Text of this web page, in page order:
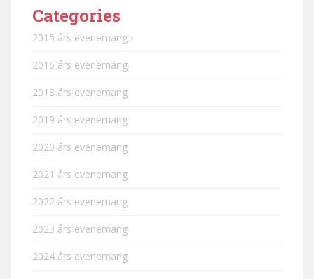
Categories
2015 års evenemang ›
2016 års evenemang
2018 års evenemang
2019 års evenemang
2020 års evenemang
2021 års evenemang
2022 års evenemang
2023 års evenemang
2024 års evenemang